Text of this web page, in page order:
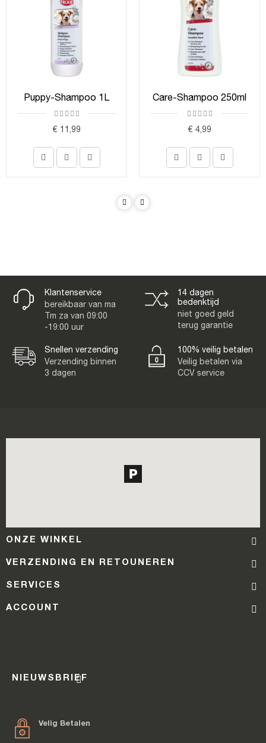
Puppy-Shampoo 1L
€ 11,99
Care-Shampoo 250ml
€ 4,99
Klantenservice
bereikbaar van ma
Tm za van 09:00
-19:00 uur
14 dagen
bedenktijd
niet goed geld
terug garantie
Snellen verzending
Verzending binnen
3 dagen
100% veilig betalen
Veilig betalen via
CCV service
ONZE WINKEL
VERZENDING EN RETOUNEREN
SERVICES
ACCOUNT
NIEUWSBRIEF
Velig Betalen